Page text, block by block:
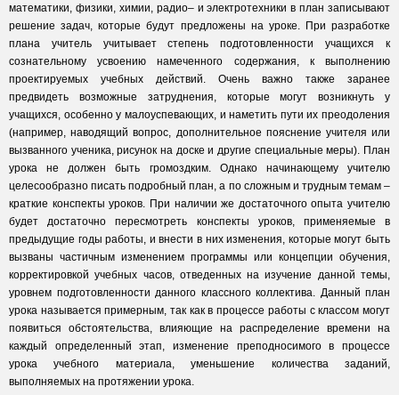
математики, физики, химии, радио– и электротехники в план записывают
решение задач, которые будут предложены на уроке. При разработке
плана учитель учитывает степень подготовленности учащихся к
сознательному усвоению намеченного содержания, к выполнению
проектируемых учебных действий. Очень важно также заранее
предвидеть возможные затруднения, которые могут возникнуть у
учащихся, особенно у малоуспевающих, и наметить пути их преодоления
(например, наводящий вопрос, дополнительное пояснение учителя или
вызванного ученика, рисунок на доске и другие специальные меры). План
урока не должен быть громоздким. Однако начинающему учителю
целесообразно писать подробный план, а по сложным и трудным темам –
краткие конспекты уроков. При наличии же достаточного опыта учителю
будет достаточно пересмотреть конспекты уроков, применяемые в
предыдущие годы работы, и внести в них изменения, которые могут быть
вызваны частичным изменением программы или концепции обучения,
корректировкой учебных часов, отведенных на изучение данной темы,
уровнем подготовленности данного классного коллектива. Данный план
урока называется примерным, так как в процессе работы с классом могут
появиться обстоятельства, влияющие на распределение времени на
каждый определенный этап, изменение преподносимого в процессе
урока учебного материала, уменьшение количества заданий,
выполняемых на протяжении урока.